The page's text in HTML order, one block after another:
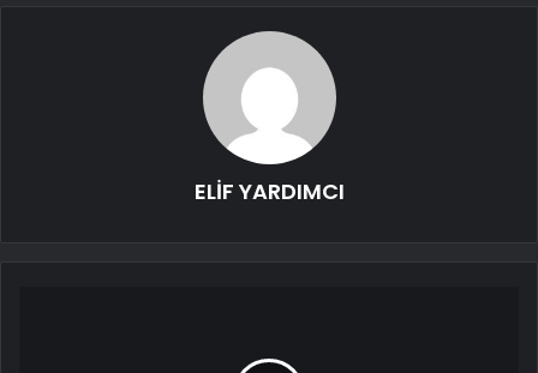
ELİF YARDIMCI